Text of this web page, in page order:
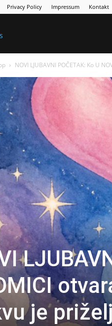
Privacy Policy Impressum Kontakt
NOVI LJUBAVNI POČETAK: Ko U
je